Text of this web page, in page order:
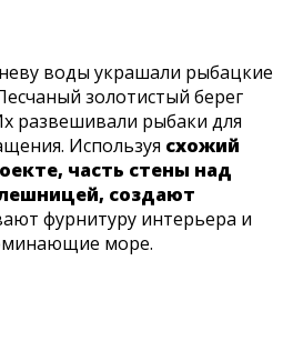
воды украшали рыбацкие
золотистый берег
развешивали рыбаки для
Используя схожий
часть стены над
создают
фурнитуру интерьера и
море.